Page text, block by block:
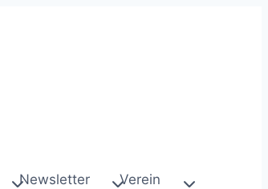
Newsletter Verein